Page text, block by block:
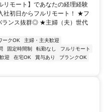
リモート】であなたの経理経験
社初日からフルリモート！ ★フ
ランス抜群◎ ★主婦（夫）世代
ークOK
主婦・主夫歓迎
固定時間制 転勤なし
フルリモート
迎 在宅OK 賞与あり
ブランクOK